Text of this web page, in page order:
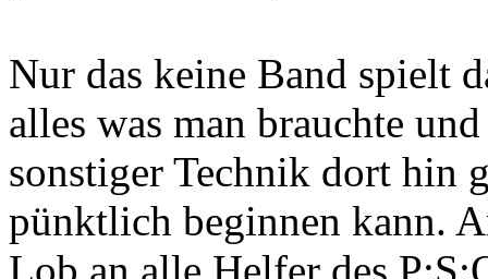
Nur das keine Band spielt
alles was man brauchte
sonstiger Technik dort hin
pünktlich beginnen kann.